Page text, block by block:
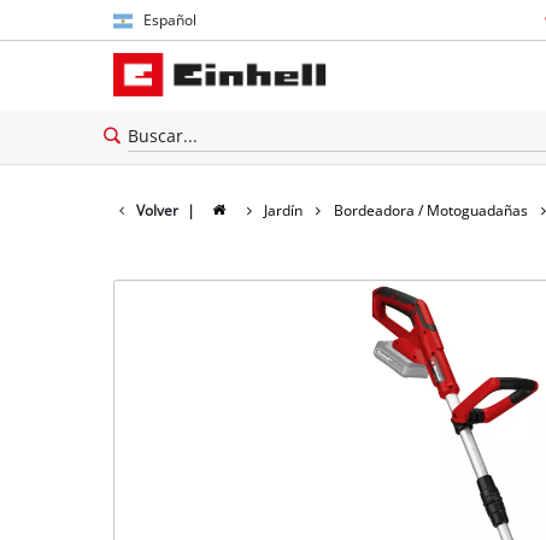
Español
Español
English
Volver | Jardín Bordeadora / Motoguadañas